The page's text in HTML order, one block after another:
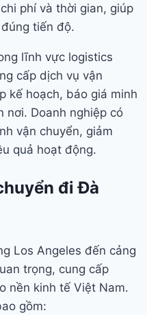
phí và thời gian, giúp
tiến độ.
lĩnh vực logistics
cấp dịch vụ vận
kế hoạch, báo giá minh
nơi. Doanh nghiệp có
vận chuyển, giảm
quả hoạt động.
đi Đà
Los Angeles đến cảng
trọng, cung cấp
nền kinh tế Việt Nam.
gồm: